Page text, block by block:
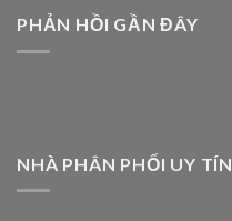
PHẢN HỒI GẦN ĐÂY
NHÀ PHÂN PHỐI UY TÍN